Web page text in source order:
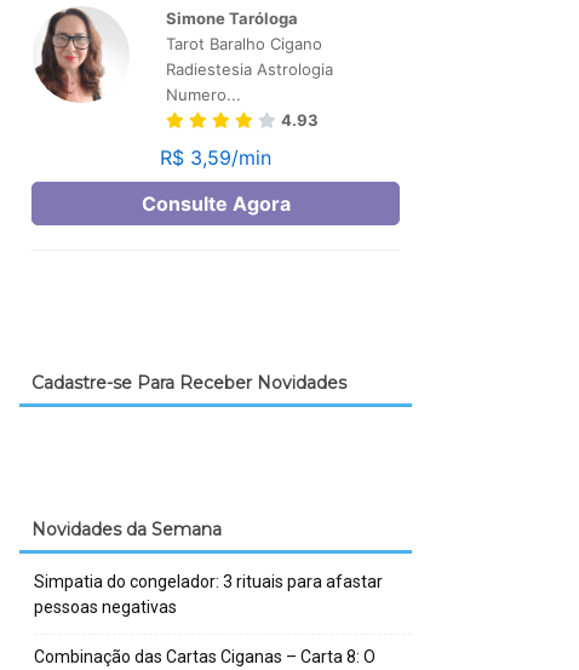
Cadastre-se Para Receber Novidades
Novidades da Semana
Simpatia do congelador: 3 rituais para afastar
pessoas negativas
Combinação das Cartas Ciganas – Carta 8: O